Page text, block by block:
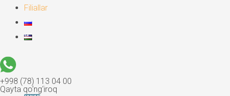
Filiallar
+998 (78) 113 04 00
Qayta qo‘ng‘iroq